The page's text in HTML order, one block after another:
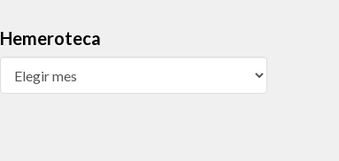
Hemeroteca
Hemeroteca